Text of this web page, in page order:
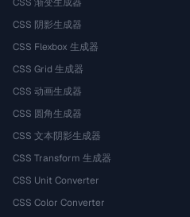
CSS 阴影生成器
CSS Flexbox 生成器
CSS Grid 生成器
CSS 动画生成器
CSS 圆角生成器
CSS 文本阴影生成器
CSS Transform 生成器
CSS Unit Converter
CSS Color Converter